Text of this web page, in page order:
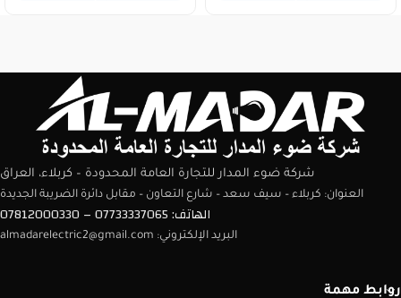
شركة ضوء المدار للتجارة العامة المحدودة – كربلاء، العراق
العنوان: كربلاء – سيف سعد – شارع التعاون – مقابل دائرة الضريبة الجديدة
الهاتف: 07733337065 – 07812000330
البريد الإلكتروني: almadarelectric2@gmail.com
روابط مهمة